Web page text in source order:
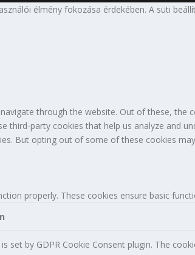
élmény fokozása érdekében. A süti
through the website. Out of these,
party cookies that help us analyze and
But opting out of some of these cookies
properly. These cookies ensure basic
set by GDPR Cookie Consent plugin. The